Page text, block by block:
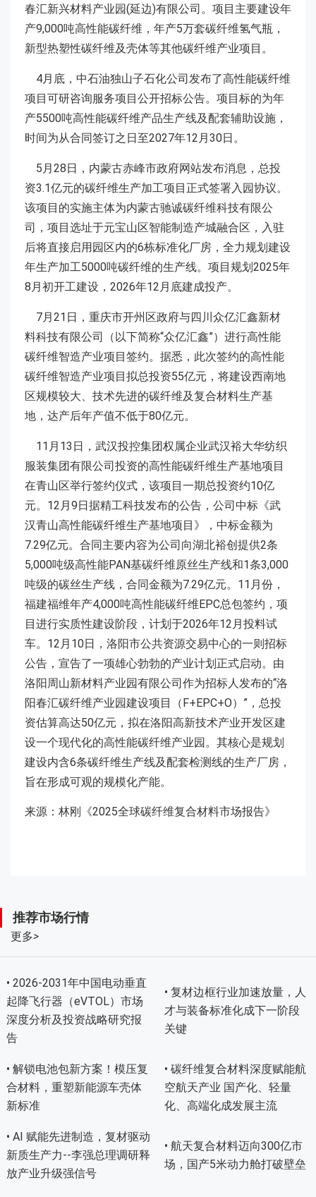
春汇新兴材料产业园(延边)有限公司。项目主要建设年
产9,000吨高性能碳纤维，年产5万套碳纤维氢气瓶，
新型热塑性碳纤维及壳体等其他碳纤维产业项目。
4月底，中石油独山子石化公司发布了高性能碳纤维
项目可研咨询服务项目公开招标公告。项目标的为年
产5500吨高性能碳纤维产品生产线及配套辅助设施，
时间为从合同签订之日至2027年12月30日。
5月28日，内蒙古赤峰市政府网站发布消息，总投
资3.1亿元的碳纤维生产加工项目正式签署入园协议。
该项目的实施主体为内蒙古驰诚碳纤维科技有限公
司，项目选址于元宝山区智能制造产城融合区，入驻
后将直接启用园区内的6栋标准化厂房，全力规划建设
年生产加工5000吨碳纤维的生产线。项目规划2025年
8月初开工建设，2026年12月底建成投产。
7月21日，重庆市开州区政府与四川众亿汇鑫新材
料科技有限公司（以下简称“众亿汇鑫”）进行高性能
碳纤维智造产业项目签约。据悉，此次签约的高性能
碳纤维智造产业项目拟总投资55亿元，将建设西南地
区规模较大、技术先进的碳纤维及复合材料生产基
地，达产后年产值不低于80亿元。
11月13日，武汉投控集团权属企业武汉裕大华纺织
服装集团有限公司投资的高性能碳纤维生产基地项目
在青山区举行签约仪式，该项目一期总投资约10亿
元。12月9日据精工科技发布的公告，公司中标《武
汉青山高性能碳纤维生产基地项目》，中标金额为
7.29亿元。合同主要内容为公司向湖北裕创提供2条
5,000吨级高性能PAN基碳纤维原丝生产线和1条3,000
吨级的碳丝生产线，合同金额为7.29亿元。11月份，
福建福维年产4,000吨高性能碳纤维EPC总包签约，项
目进行实质性建设阶段，计划于2026年12月投料试
车。12月10日，洛阳市公共资源交易中心的一则招标
公告，宣告了一项雄心勃勃的产业计划正式启动。由
洛阳周山新材料产业园有限公司作为招标人发布的“洛
阳春汇碳纤维产业园建设项目（F+EPC+O）”，总投
资估算高达50亿元，拟在洛阳高新技术产业开发区建
设一个现代化的高性能碳纤维产业园。其核心是规划
建设内含6条碳纤维生产线及配套检测线的生产厂房，
旨在形成可观的规模化产能。
来源：林刚《2025全球碳纤维复合材料市场报告》
推荐市场行情
更多>
• 2026-2031年中国电动垂直
起降飞行器（eVTOL）市场
深度分析及投资战略研究报
告
• 复材边框行业加速放量，人
才与装备标准化成下一阶段
关键
• 解锁电池包新方案！模压复
合材料，重塑新能源车壳体
新标准
• 碳纤维复合材料深度赋能航
空航天产业 国产化、轻量
化、高端化成发展主流
• AI 赋能先进制造，复材驱动
新质生产力--李强总理调研释
放产业升级强信号
• 航天复合材料迈向300亿市
场，国产5米动力舱打破壁垒